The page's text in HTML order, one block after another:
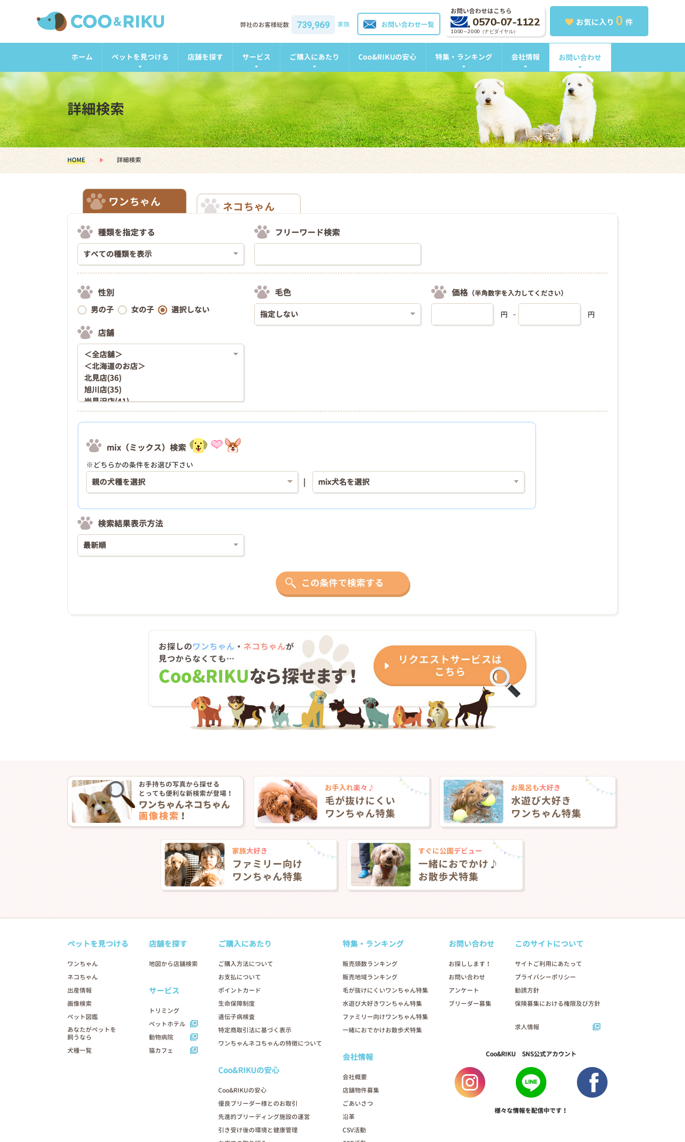
お気に入り 0 件
お問い合わせはこちら
0570-07-1122
10:00～20:00（ナビダイヤル）
お問い合わせ一覧
弊社のお客様総数 739,969 家族
ホーム ペットを見つける 店舗を探す サービス ご購入にあたり Coo&RIKUの安心 特集・ランキング 会社情報 お問い合わせ
詳細検索
HOME 詳細検索
ワンちゃん ネコちゃん
種類を指定する フリーワード検索
性別
男の子 女の子 選択しない
店舗
毛色 価格 （半角数字を入力してください）
円 円
mix（ミックス）検索
※どちらかの条件をお選び下さい
検索結果表示方法
この条件で検索する
ペットを見つける
ワンちゃん
ネコちゃん
出産情報
画像検索
ペット図鑑
あなたがペットを
飼うなら
犬種一覧
店舗を探す
地図から店舗検索
サービス
トリミング
ペットホテル
動物病院
猫カフェ
ご購入にあたり
ご購入方法について
お支払について
ポイントカード
生命保障制度
遺伝子病検査
特定商取引法に基づく表示
ワンちゃんネコちゃんの特徴について
Coo&RIKUの安心
Coo&RIKUの安心
優良ブリーダー様とのお取引
先進的ブリーディング施設の運営
引き受け後の環境と健康管理
特集・ランキング
販売頭数ランキング
販売地域ランキング
毛が抜けにくいワンちゃん特集
水遊び大好きワンちゃん特集
ファミリー向けワンちゃん特集
一緒におでかけお散歩犬特集
会社情報
会社概要
店舗物件募集
ごあいさつ
沿革
CSV活動
お問い合わせ
お探しします！
お問い合わせ
アンケート
ブリーダー募集
このサイトについて
サイトご利用にあたって
プライバシーポリシー
勧誘方針
保険募集における権限及び方針
求人情報
Coo&RIKU SNS公式アカウント
様々な情報を配信中です！